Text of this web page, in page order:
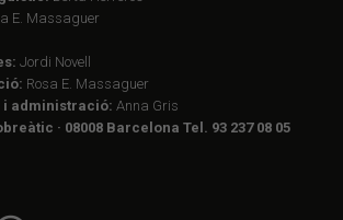
E. Massaguer
Jordi Novell
Rosa E. Massaguer
administració: Anna Gris
· 08008 Barcelona Tel. 93 237 08 05